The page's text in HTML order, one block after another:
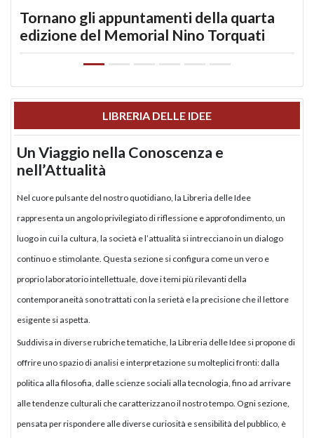
Tornano gli appuntamenti della quarta
edizione del Memorial Nino Torquati
LIBRERIA DELLE IDEE
Un Viaggio nella Conoscenza e
nell’Attualità
Nel cuore pulsante del nostro quotidiano, la Libreria delle Idee
rappresenta un angolo privilegiato di riflessione e approfondimento, un
luogo in cui la cultura, la società e l’attualità si intrecciano in un dialogo
continuo e stimolante. Questa sezione si configura come un vero e
proprio laboratorio intellettuale, dove i temi più rilevanti della
contemporaneità sono trattati con la serietà e la precisione che il lettore
esigente si aspetta.
Suddivisa in diverse rubriche tematiche, la Libreria delle Idee si propone di
offrire uno spazio di analisi e interpretazione su molteplici fronti: dalla
politica alla filosofia, dalle scienze sociali alla tecnologia, fino ad arrivare
alle tendenze culturali che caratterizzano il nostro tempo. Ogni sezione,
pensata per rispondere alle diverse curiosità e sensibilità del pubblico, è